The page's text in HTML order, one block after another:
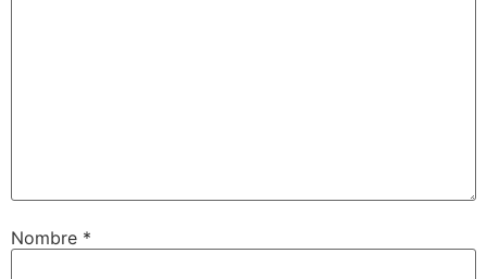
Nombre *